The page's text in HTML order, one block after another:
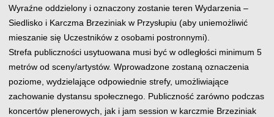
Wyraźne oddzielony i oznaczony zostanie teren Wydarzenia –
Siedlisko i Karczma Brzeziniak w Przysłupiu (aby uniemożliwić
mieszanie się Uczestników z osobami postronnymi).
Strefa publiczności usytuowana musi być w odległości minimum 5
metrów od sceny/artystów. Wprowadzone zostaną oznaczenia
poziome, wydzielające odpowiednie strefy, umożliwiające
zachowanie dystansu społecznego. Publiczność zarówno podczas
koncertów plenerowych, jak i jam session w karczmie Brzeziniak